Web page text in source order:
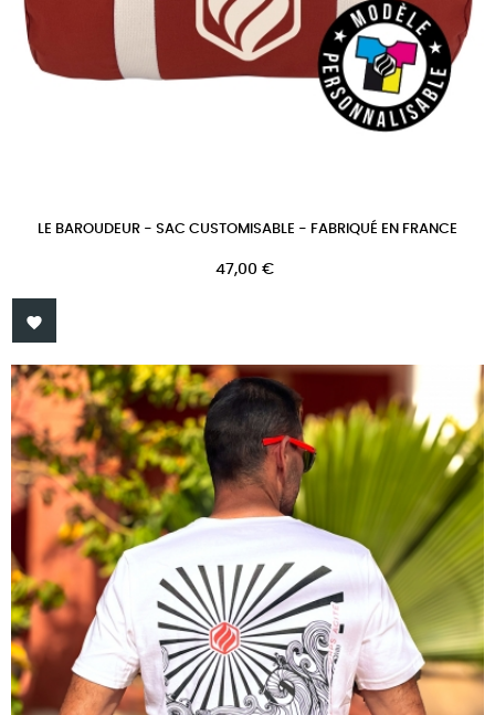
LE BAROUDEUR - SAC CUSTOMISABLE - FABRIQUÉ EN FRANCE
Prix
47,00 €
